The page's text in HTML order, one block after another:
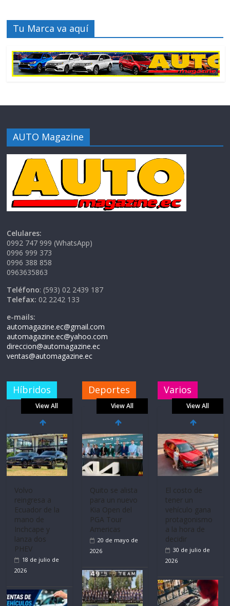
Tu Marca va aquí
AUTO Magazine
Celulares:
0992 747 999 (WhatsApp)
0996 999 373
0996 388 858
0963635863
Teléfono: (593) 02 2439 187
Telefax: 02 2242 133
e-mails:
automagazine.ec@gmail.com
automagazine.ec@yahoo.com
direccion@automagazine.ec
ventas@automagazine.ec
Híbridos
View All
Volvo
reingresa a
Ecuador de la
mano de
Inchcape y
lanza dos
PHEV
18 de julio de
2026
Deportes
View All
Quito se alista
para un nuevo
Kia Open del
PGA Tour
Americas
20 de mayo de
2026
Varios
View All
El costo de
tener un
vehículo gana
protagonismo
a la hora de
decidir
30 de julio de
2026